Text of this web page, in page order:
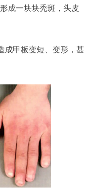
成一块块秃斑，头皮
成甲板变短、变形，甚